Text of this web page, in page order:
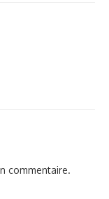
commentaire.